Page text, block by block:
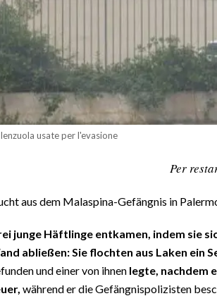
lenzuola usate per l'evasione
Per
aus dem Malaspina-Gefängnis in
junge Häftlinge entkamen, indem sie
abließen: Sie flochten aus Laken ein
und einer von ihnen legte, nachdem
während er die Gefängnispolizisten